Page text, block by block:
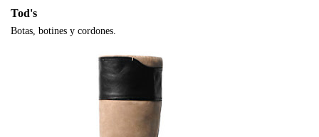
Tod's
Botas, botines y cordones.